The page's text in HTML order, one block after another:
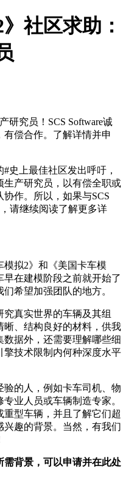
社区求助：
研究员！SCS Software诚
偿合作。了解详情并申
史上最佳社区发出呼吁，
生产研究员，以有偿全职或
作。所以，如果与SCS
请继续阅读了解更多详
拟2》和《美国卡车模
在建模阶段之前就开始了
希望加强团队的地方。
真实世界的车辆及其组
、结构良好的材料，供我
据外，还需要理解哪些细
技术限制内何种深度水平
的人，例如卡车司机、物
业人员或车辆制造专家。
型车辆，并且了解它们超
趣的背景。当然，有我们
背景，可以申请并在此处